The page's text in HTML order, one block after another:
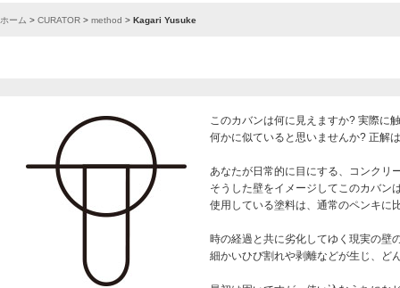
ホーム > CURATOR > method > Kagari Yusuke
このカバンは何に見えますか? 実際に
何かに似ていると思いませんか? 正解
あなたが日常的に目にする、コンクリ
そうした壁をイメージしてこのカバン
使用している塗料は、通常のペンキに
時の経過と共に劣化してゆく現実の壁
細かいひび割れや剥離などが生じ、ど